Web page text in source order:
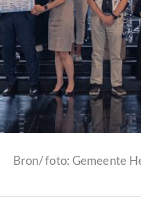
Bron/ foto: Gemeente